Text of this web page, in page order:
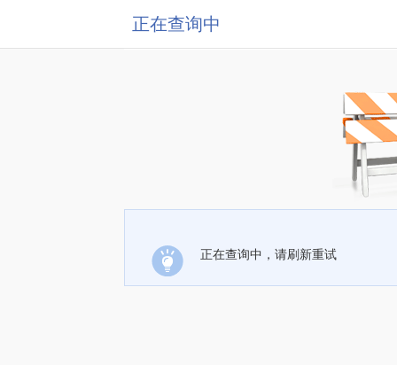
正在查询中
正在查询中，请刷新重试